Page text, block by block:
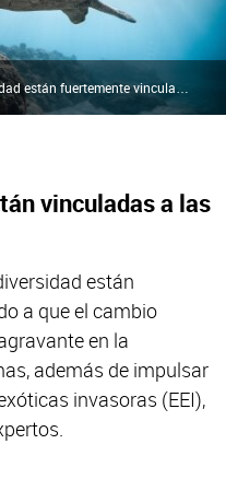
vinculadas a las
están
a que el cambio
en la
además de impulsar
invasoras (EEI),
Las crisis climáticas y las de biodiversidad están fuertemente vinculadas, según expertos | Pexels